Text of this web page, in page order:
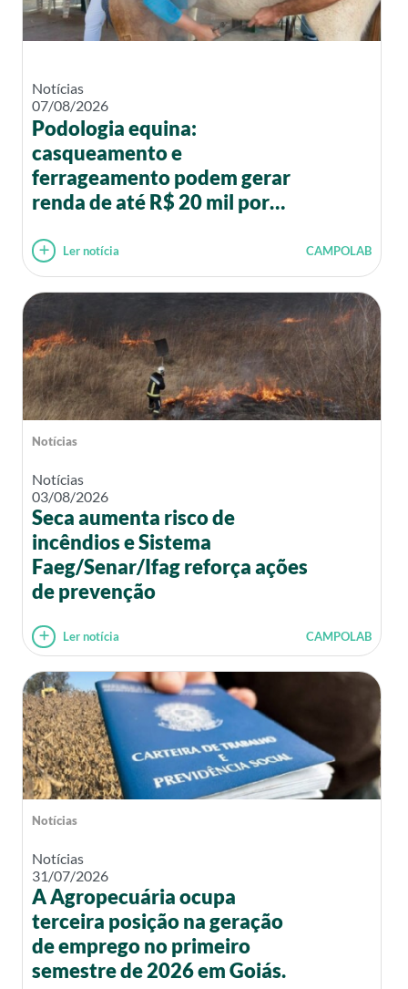
Notícias
07/08/2026
Podologia equina:
casqueamento e
ferrageamento podem gerar
renda de até R$ 20 mil por
Ler notícia CAMPOLAB
Notícias
Notícias
03/08/2026
Seca aumenta risco de
incêndios e Sistema
Faeg/Senar/Ifag reforça ações
de prevenção
Ler notícia CAMPOLAB
Notícias
Notícias
31/07/2026
A Agropecuária ocupa
terceira posição na geração
de emprego no primeiro
semestre de 2026 em Goiás.